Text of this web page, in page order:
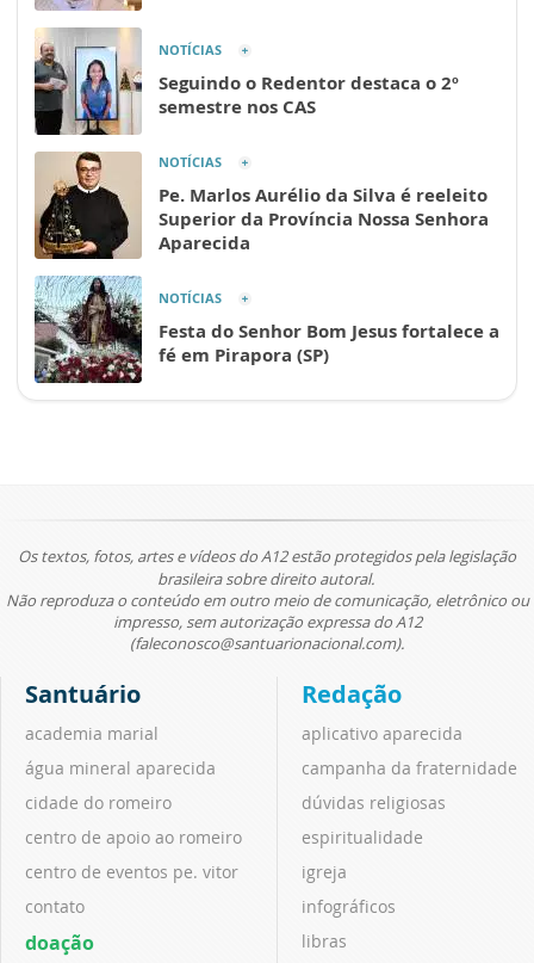
NOTÍCIAS
Seguindo o Redentor destaca o 2º
semestre nos CAS
NOTÍCIAS
Pe. Marlos Aurélio da Silva é reeleito
Superior da Província Nossa Senhora
Aparecida
NOTÍCIAS
Festa do Senhor Bom Jesus fortalece a
fé em Pirapora (SP)
Os textos, fotos, artes e vídeos do A12 estão protegidos pela legislação
brasileira sobre direito autoral.
Não reproduza o conteúdo em outro meio de comunicação, eletrônico ou
impresso, sem autorização expressa do A12
(faleconosco@santuarionacional.com).
Santuário
academia marial
água mineral aparecida
cidade do romeiro
centro de apoio ao romeiro
centro de eventos pe. vitor
contato
doação
Redação
aplicativo aparecida
campanha da fraternidade
dúvidas religiosas
espiritualidade
igreja
infográficos
libras